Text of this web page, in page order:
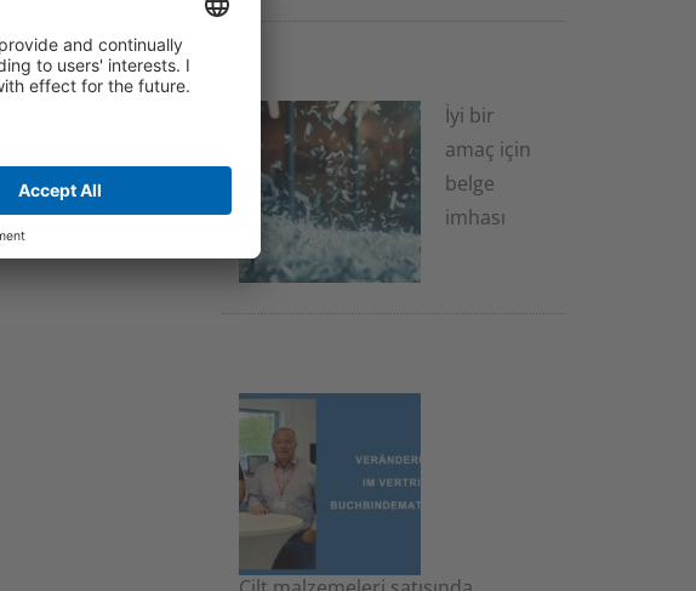
İyi bir
amaç için
belge
imhası